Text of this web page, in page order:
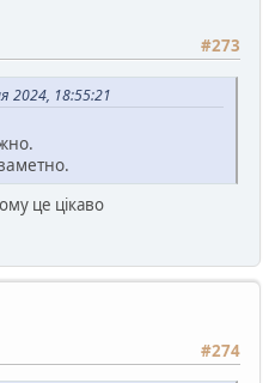
#273
2024, 18:55:21
це цікаво
#274